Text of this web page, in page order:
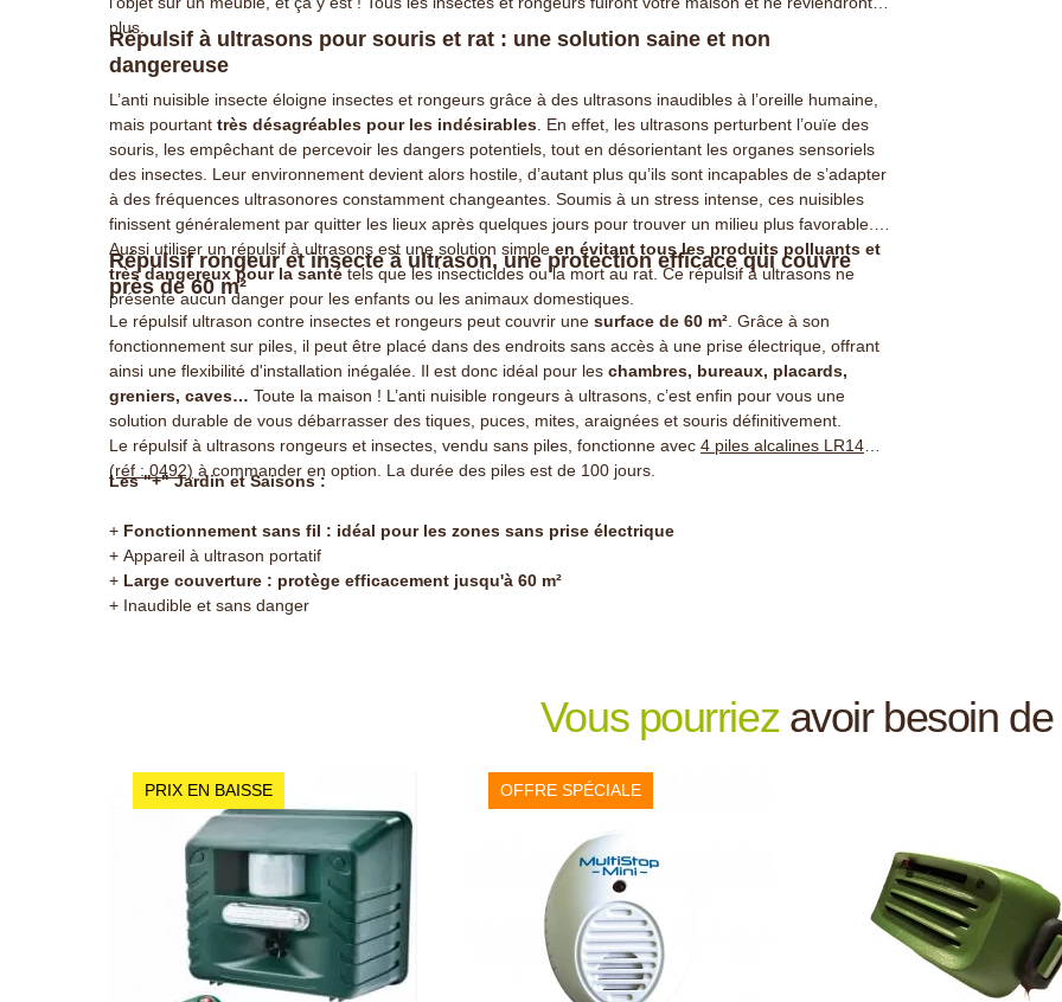
plus.
Répulsif à ultrasons pour souris et rat : une solution saine et non
dangereuse
L’anti nuisible insecte éloigne insectes et rongeurs grâce à des ultrasons inaudibles à l’oreille humaine,
mais pourtant très désagréables pour les indésirables . En effet, les ultrasons perturbent l’ouïe des
souris, les empêchant de percevoir les dangers potentiels, tout en désorientant les organes sensoriels
des insectes. Leur environnement devient alors hostile, d’autant plus qu’ils sont incapables de s’adapter
à des fréquences ultrasonores constamment changeantes. Soumis à un stress intense, ces nuisibles
finissent généralement par quitter les lieux après quelques jours pour trouver un milieu plus favorable.
Aussi utiliser un répulsif à ultrasons est une solution simple en évitant tous les produits polluants et
très dangereux pour la santétels que les insecticides ou la mort au rat.Ce répulsif à ultrasons ne
présente aucun danger pour les enfants ou les animaux domestiques.
Répulsif rongeur et insecte à ultrason, une protection efficace qui couvre
près de 60 m²
Le répulsif ultrason contre insectes et rongeurs peut couvrir une surface de 60 m² . Grâce à son
fonctionnement sur piles, il peut être placé dans des endroits sans accès à une prise électrique, offrant
ainsi une flexibilité d'installation inégalée. Il est donc idéal pour les chambres, bureaux, placards,
greniers, caves… Toute la maison ! L’anti nuisible rongeurs à ultrasons , c’est enfin pour vous une
solution durable de vous débarrasser des tiques, puces, mites, araignées et souris définitivement.
Le répulsif à ultrasons rongeurs et insectes, vendu sans piles, fonctionne avec 4 piles alcalines LR14
(réf : 0492) à commander en option. La durée des piles est de 100 jours.
Les "+" Jardin et Saisons :
+ Fonctionnement sans fil : idéal pour les zones sans prise électrique
+ Appareil à ultrason portatif
+ Large couverture : protège efficacement jusqu'à 60 m²
+ Inaudible et sans danger
Vous pourriezavoir besoin de
PRIX EN BAISSE OFFRE SPÉCIALE